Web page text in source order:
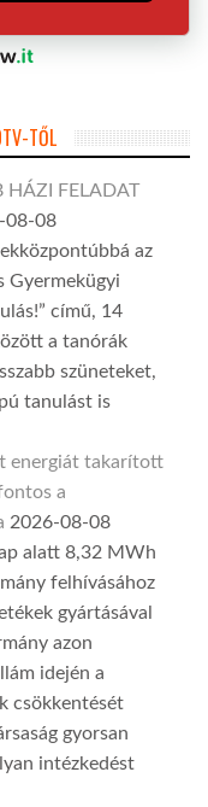
TŐL
HÁZI FELADAT
08-08
az
Gyermekügyi
című, 14
a tanórák
szüneteket,
tanulást is
energiát takarított
a
2026-08-08
alatt 8,32 MWh
felhívásához
gyártásával
azon
idején a
csökkentését
gyorsan
intézkedést